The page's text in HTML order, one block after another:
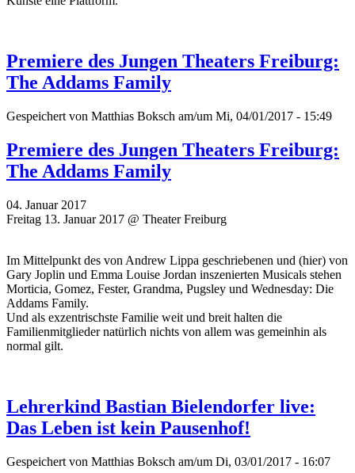
Premiere des Jungen Theaters Freiburg:
The Addams Family
Gespeichert von Matthias Boksch am/um Mi, 04/01/2017 - 15:49
Premiere des Jungen Theaters Freiburg:
The Addams Family
04. Januar 2017
Freitag 13. Januar 2017 @ Theater Freiburg
Im Mittelpunkt des von Andrew Lippa geschriebenen und (hier) von
Gary Joplin und Emma Louise Jordan inszenierten Musicals stehen
Morticia, Gomez, Fester, Grandma, Pugsley und Wednesday: Die
Addams Family.
Und als exzentrischste Familie weit und breit halten die
Familienmitglieder natürlich nichts von allem was gemeinhin als
normal gilt.
Lehrerkind Bastian Bielendorfer live:
Das Leben ist kein Pausenhof!
Gespeichert von Matthias Boksch am/um Di, 03/01/2017 - 16:07